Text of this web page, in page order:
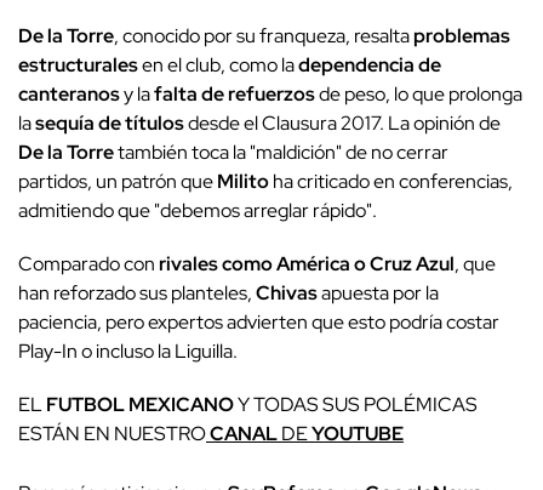
De la Torre, conocido por su franqueza, resaltaproblemas
estructuralesen el club, como ladependencia de
canteranosy lafalta de refuerzosde peso, lo que prolonga
lasequía de títulosdesde el Clausura 2017. La opinión de
De la Torretambién toca la "maldición" de no cerrar
partidos, un patrón queMilitoha criticado en conferencias,
admitiendo que "debemos arreglar rápido".
Comparado conrivales como América o Cruz Azul, que
han reforzado sus planteles,Chivasapuesta por la
paciencia, pero expertos advierten que esto podría costar
Play-In o incluso la Liguilla.
ELFUTBOL MEXICANOY TODAS SUS POLÉMICAS
ESTÁN EN NUESTROCANALDEYOUTUBE